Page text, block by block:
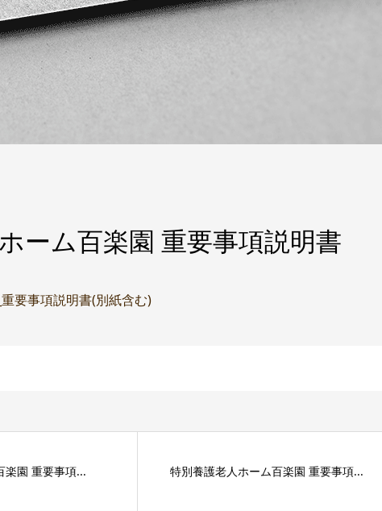
ーム百楽園 重要事項説明書
要事項説明書(別紙含む)
楽園 重要事項... 特別養護老人ホーム百楽園 重要事項...